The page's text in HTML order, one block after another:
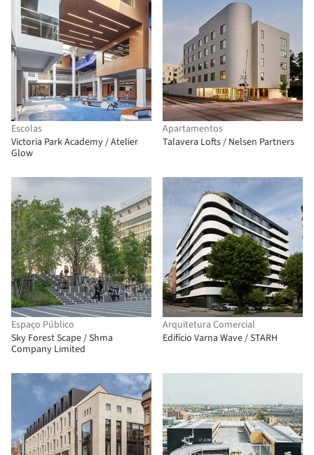
Escolas
Victoria Park Academy / Atelier
Glow
Apartamentos
Talavera Lofts / Nelsen Partners
Espaço Público
Sky Forest Scape / Shma
Company Limited
Arquitetura Comercial
Edifício Varna Wave / STARH